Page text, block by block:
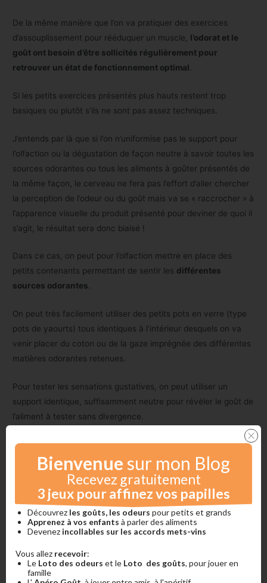
De la même manière que l’on va pratiquer des exercices
d’assouplissement pour rééduquer un muscle, l’odorat et le
goût ont besoin d’être sollicités régulièrement pour
retrouver un état de fonctionnement optimal
Si les petits exercices présentés plus hauts restent trop
basiques ou plutôt s’ils ne sont pas assez techniques.
J’entends par là que si l’on n’uniformise pas le support pour
l’olfaction ou la dégustation de façon neutre à savoir toutes les
sources odorantes ou tous les aliments à goûter présentés de
la même façon, le cerveau ne fera pas l’effort d’aller chercher
la perception de l’odeur ou du goût mais va se « raccrocher » à
l’apparence visuelle du produit présenté pour deviner de quoi il
s’agit, le résultat sera donc biaisé !
Dans ce cas, on peut pour l’olfaction mettre en place des
petits contenants permettant de sentir les différentes
sources odorantes.
On peut très facilement utiliser des petits pots en verre (type
pots de yaourts) tous identiques à l’intérieur desquels on va
venir placer du coton ou de la gaze imprégnée des différentes
matières odorantes retenues.
Pour tester les sensations gustatives, on peut utiliser un
support identique, suffisamment neutre pour révéler le goût de
l’aliment à tester sans divergence.
Bienvenuesur mon Blog
Recevez gratuitement
3 jeux pour affinez vos papilles
Découvrez les goûts, les odeurs pour petits et grands
Apprenez à vos enfants à parler des aliments
Devenez incollables sur les accords mets-vins
Vous allez recevoir:
Le Loto des odeurs et le Loto des goûts, pour jouer en
famille